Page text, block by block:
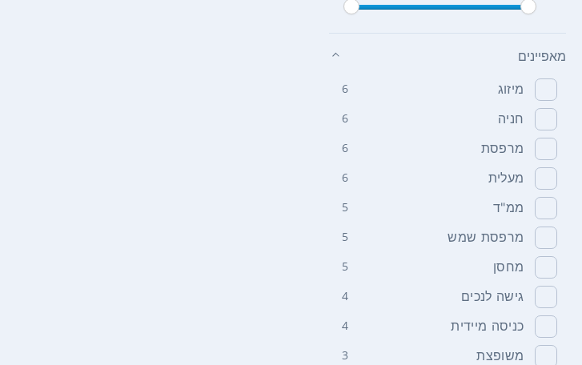
מאפיינים
מיזוג 6
חניה 6
מרפסת 6
מעלית 6
ממ"ד 5
מרפסת שמש 5
מחסן 5
גישה לנכים 4
כניסה מיידית 4
משופצת 3